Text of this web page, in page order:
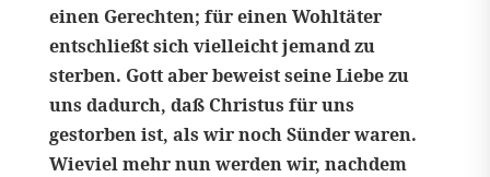
einen Gerechten; für einen Wohltäter
entschließt sich vielleicht jemand zu
sterben. Gott aber beweist seine Liebe zu
uns dadurch, daß Christus für uns
gestorben ist, als wir noch Sünder waren.
Wieviel mehr nun werden wir, nachdem